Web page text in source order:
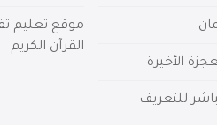
الأخيرة
للتعريف
موقع تعليم
القرآن الكريم